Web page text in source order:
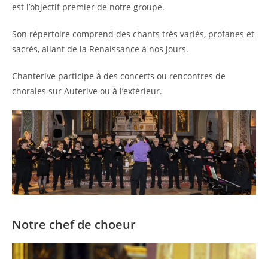
est l’objectif premier de notre groupe.
Son répertoire comprend des chants très variés, profanes et
sacrés, allant de la Renaissance à nos jours.
Chanterive participe à des concerts ou rencontres de
chorales sur Auterive ou à l’extérieur.
Notre chef de choeur